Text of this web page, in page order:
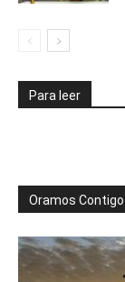
Para leer
Oramos Contigo